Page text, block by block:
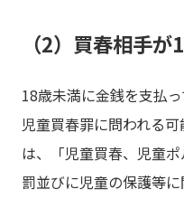
（2）買春相手
18歳未満に金銭を支払
児童買春罪に問われる
は、「児童買春、児童
罰並びに児童の保護等